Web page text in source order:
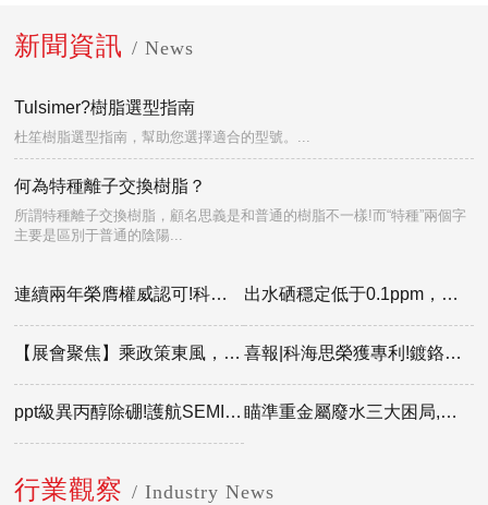
新聞資訊/ News
Tulsimer?樹脂選型指南
杜笙樹脂選型指南，幫助您選擇適合的型號。...
何為特種離子交換樹脂？
所謂特種離子交換樹脂，顧名思義是和普通的樹脂不一樣!而“特種”兩個字
主要是區別于普通的陰陽...
連續兩年榮膺權威認可!科海思以人才為核，再獲智聯招聘“年度優選雇主”殊榮 出水硒穩定低于0.1ppm，破解污酸提錸硒干擾!科海思樹脂新工藝升級完善
【展會聚焦】乘政策東風，創高值效益!科海思污酸提錸工藝亮相民營經濟高質量發展大會 喜報|科海思榮獲專利!鍍鉻槽液鉻酸凈化裝置，賦能企業合規降本增效
ppt級異丙醇除硼!護航SEMI G5級濕電子化學品標準 瞄準重金屬廢水三大困局,科海思0.01ppm工藝實現深度去除與資源化回收
行業觀察 / Industry News